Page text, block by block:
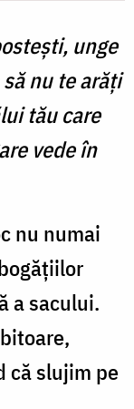
unge
nu te arăţi
tău care
vede în
nu numai
a sacului.
că slujim pe